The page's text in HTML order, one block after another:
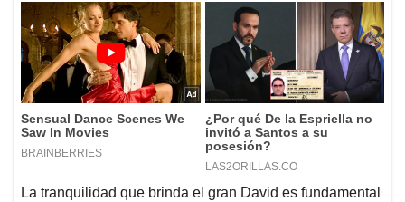
La tranquilidad que brinda el gran David es fundamental